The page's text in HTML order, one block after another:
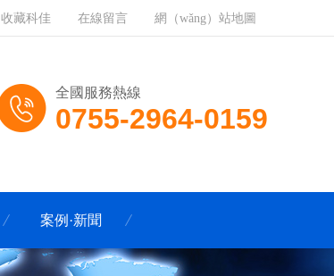
收藏科佳 在線留言 網（wǎng）站地圖
全國服務熱線
0755-2964-0159
案例·新聞